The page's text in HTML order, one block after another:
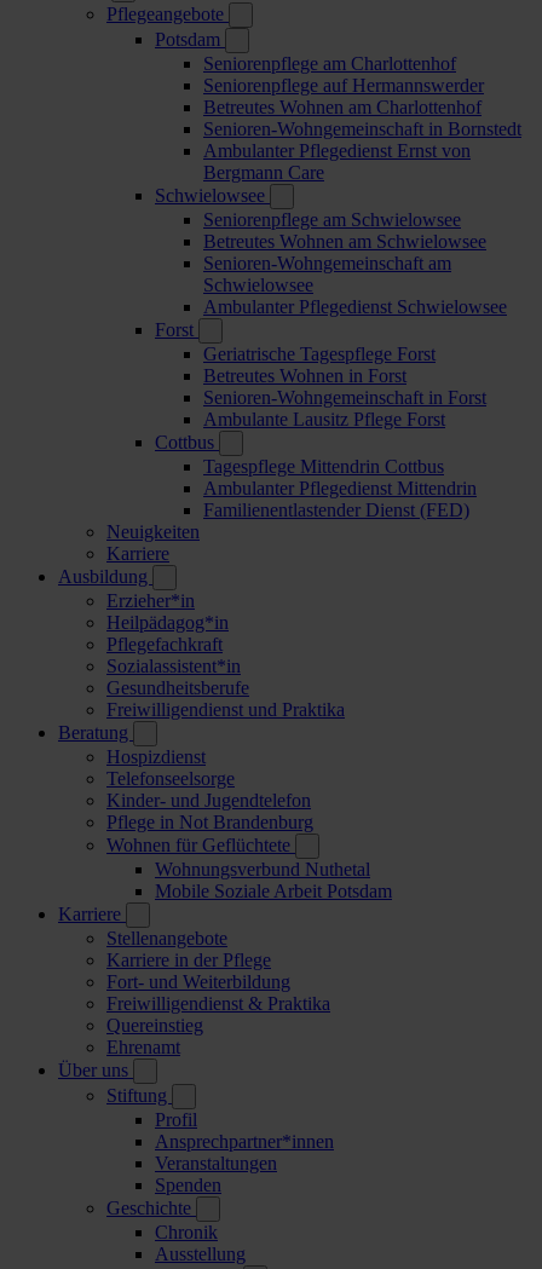
Pflegeangebote
Potsdam
Seniorenpflege am Charlottenhof
Seniorenpflege auf Hermannswerder
Betreutes Wohnen am Charlottenhof
Senioren-Wohngemeinschaft in Bornstedt
Ambulanter Pflegedienst Ernst von
Bergmann Care
Schwielowsee
Seniorenpflege am Schwielowsee
Betreutes Wohnen am Schwielowsee
Senioren-Wohngemeinschaft am
Schwielowsee
Ambulanter Pflegedienst Schwielowsee
Forst
Geriatrische Tagespflege Forst
Betreutes Wohnen in Forst
Senioren-Wohngemeinschaft in Forst
Ambulante Lausitz Pflege Forst
Cottbus
Tagespflege Mittendrin Cottbus
Ambulanter Pflegedienst Mittendrin
Familienentlastender Dienst (FED)
Neuigkeiten
Karriere
Ausbildung
Erzieher*in
Heilpädagog*in
Pflegefachkraft
Sozialassistent*in
Gesundheitsberufe
Freiwilligendienst und Praktika
Beratung
Hospizdienst
Telefonseelsorge
Kinder- und Jugendtelefon
Pflege in Not Brandenburg
Wohnen für Geflüchtete
Wohnungsverbund Nuthetal
Mobile Soziale Arbeit Potsdam
Karriere
Stellenangebote
Karriere in der Pflege
Fort- und Weiterbildung
Freiwilligendienst & Praktika
Quereinstieg
Ehrenamt
Über uns
Stiftung
Profil
Ansprechpartner*innen
Veranstaltungen
Spenden
Geschichte
Chronik
Ausstellung